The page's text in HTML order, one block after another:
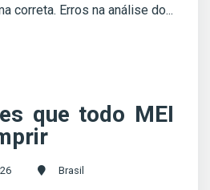
correta. Erros na análise do...
que todo MEI
Brasil